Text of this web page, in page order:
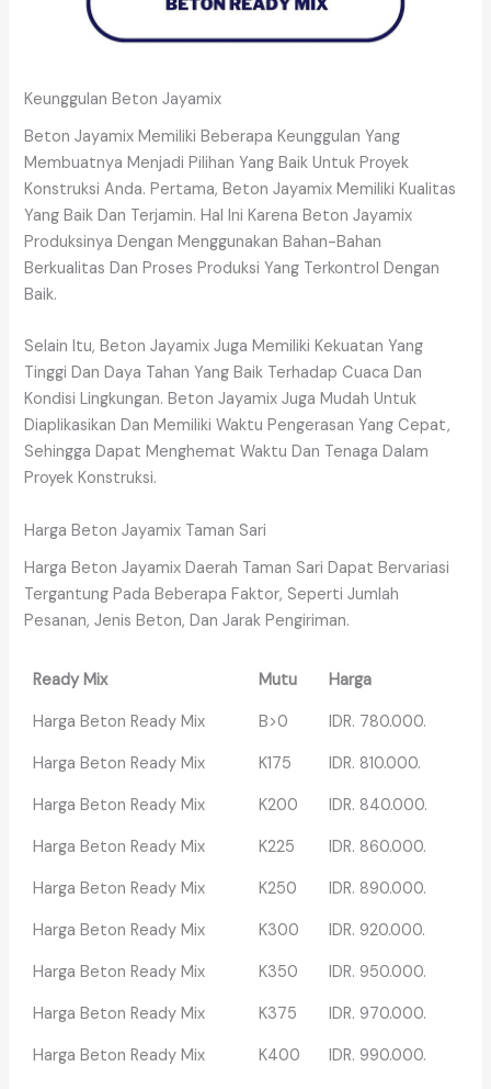
Keunggulan Beton Jayamix
Beton Jayamix Memiliki Beberapa Keunggulan Yang
Membuatnya Menjadi Pilihan Yang Baik Untuk Proyek
Konstruksi Anda. Pertama, Beton Jayamix Memiliki Kualitas
Yang Baik Dan Terjamin. Hal Ini Karena Beton Jayamix
Produksinya Dengan Menggunakan Bahan-Bahan
Berkualitas Dan Proses Produksi Yang Terkontrol Dengan
Baik.
Selain Itu, Beton Jayamix Juga Memiliki Kekuatan Yang
Tinggi Dan Daya Tahan Yang Baik Terhadap Cuaca Dan
Kondisi Lingkungan. Beton Jayamix Juga Mudah Untuk
Diaplikasikan Dan Memiliki Waktu Pengerasan Yang Cepat,
Sehingga Dapat Menghemat Waktu Dan Tenaga Dalam
Proyek Konstruksi.
Harga Beton Jayamix Taman Sari
Harga Beton Jayamix Daerah Taman Sari Dapat Bervariasi
Tergantung Pada Beberapa Faktor, Seperti Jumlah
Pesanan, Jenis Beton, Dan Jarak Pengiriman.
Ready Mix Mutu
Harga
Harga Beton Ready Mix
B>0
IDR. 780.000.
Harga Beton Ready Mix
K175
IDR. 810.000.
Harga Beton Ready Mix
K200
IDR. 840.000.
Harga Beton Ready Mix
K225
IDR. 860.000.
Harga Beton Ready Mix
K250
IDR. 890.000.
Harga Beton Ready Mix
K300
IDR. 920.000.
Harga Beton Ready Mix
K350
IDR. 950.000.
Harga Beton Ready Mix
K375
IDR. 970.000.
Harga Beton Ready Mix
K400
IDR. 990.000.